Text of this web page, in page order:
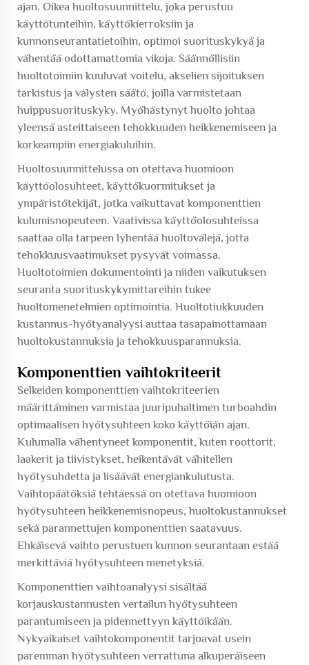
ajan. Oikea huoltosuunnittelu, joka perustuu
käyttötunteihin, käyttökierroksiin ja
kunnonseurantatietoihin, optimoi suorituskykyä ja
vähentää odottamattomia vikoja. Säännöllisiin
huoltotoimiin kuuluvat voitelu, akselien sijoituksen
tarkistus ja välysten säätö, joilla varmistetaan
huippusuorituskyky. Myöhästynyt huolto johtaa
yleensä asteittaiseen tehokkuuden heikkenemiseen ja
korkeampiin energiakuluihin.
Huoltosuunnittelussa on otettava huomioon
käyttöolosuhteet, käyttökuormitukset ja
ympäristötekijät, jotka vaikuttavat komponenttien
kulumisnopeuteen. Vaativissa käyttöolosuhteissa
saattaa olla tarpeen lyhentää huoltovälejä, jotta
tehokkuusvaatimukset pysyvät voimassa.
Huoltotoimien dokumentointi ja niiden vaikutuksen
seuranta suorituskykymittareihin tukee
huoltomenetelmien optimointia. Huoltotiukkuuden
kustannus-hyötyanalyysi auttaa tasapainottamaan
huoltokustannuksia ja tehokkuusparannuksia.
Komponenttien vaihtokriteerit
Selkeiden komponenttien vaihtokriteerien
määrittäminen varmistaa juuripuhaltimen turboahdin
optimaalisen hyötysuhteen koko käyttöiän ajan.
Kulumalla vähentyneet komponentit, kuten roottorit,
laakerit ja tiivistykset, heikentävät vähitellen
hyötysuhdetta ja lisäävät energiankulutusta.
Vaihtopäätöksiä tehtäessä on otettava huomioon
hyötysuhteen heikkenemisnopeus, huoltokustannukset
sekä parannettujen komponenttien saatavuus.
Ehkäisevä vaihto perustuen kunnon seurantaan estää
merkittäviä hyötysuhteen menetyksiä.
Komponenttien vaihtoanalyysi sisältää
korjauskustannusten vertailun hyötysuhteen
parantumiseen ja pidennettyyn käyttöikään.
Nykyaikaiset vaihtokomponentit tarjoavat usein
paremman hyötysuhteen verrattuna alkuperäiseen